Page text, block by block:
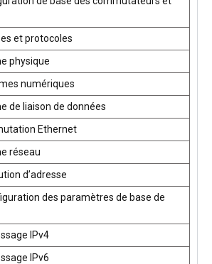
et protocoles
physique
numériques
de liaison de données
Ethernet
réseau
d’adresse
des paramètres de base de
IPv4
IPv6